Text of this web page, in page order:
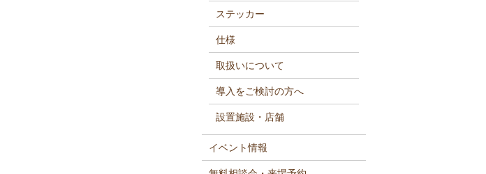
ステッカー
仕様
取扱いについて
導入をご検討の方へ
設置施設・店舗
イベント情報